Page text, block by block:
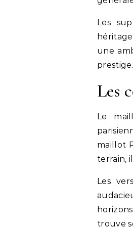
Les
une
prestige.
Les
Le
maillot
terrain,
Les
trouve